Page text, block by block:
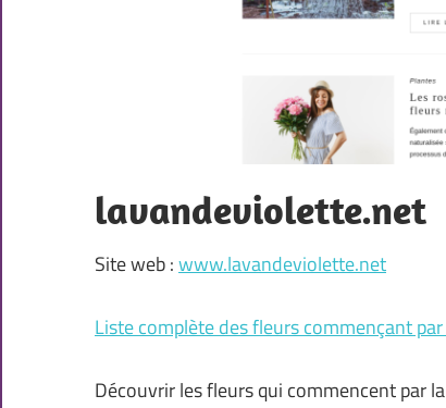
lavandeviolette.net
Site web :www.lavandeviolette.net
Liste complète des fleurs commençant
Découvrir les fleurs qui commencent par